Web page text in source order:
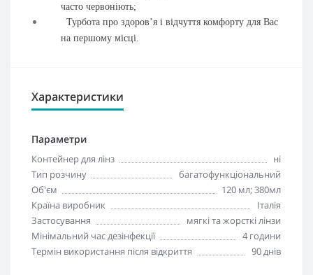
часто червоніють;
Турбота про здоров’я і відчуття комфорту для Вас
на першому місці.
Характеристики
Параметри
Контейнер для лінз
ні
Тип розчину
багатофункціональний
Об'єм
120 мл; 380мл
Країна виробник
Італія
Застосування
мягкі та жорсткі лінзи
Мінімальний час дезінфекції
4 години
Термін використання після відкриття
90 днів